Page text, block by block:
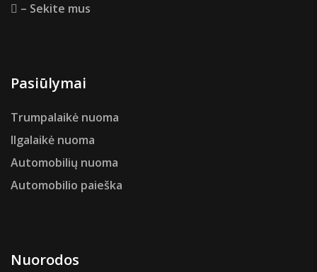
– Sekite mus
Pasiūlymai
Trumpalaikė nuoma
Ilgalaikė nuoma
Automobilių nuoma
Automobilio paieška
Nuorodos